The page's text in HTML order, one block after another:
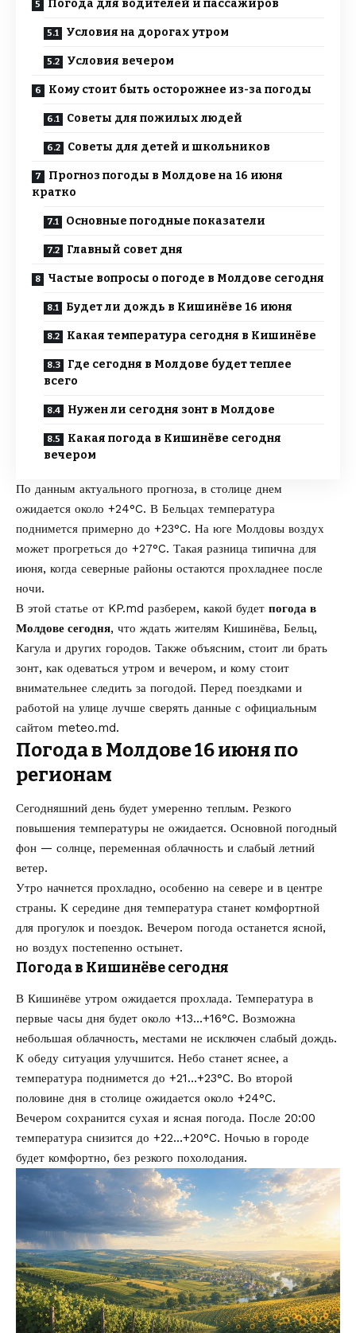
Погода для водителей и пассажиров
Условия на дорогах утром
Условия вечером
Кому стоит быть осторожнее из-за погоды
Советы для пожилых людей
Советы для детей и школьников
Прогноз погоды в Молдове на 16 июня
кратко
Основные погодные показатели
Главный совет дня
Частые вопросы о погоде в Молдове сегодня
Будет ли дождь в Кишинёве 16 июня
Какая температура сегодня в Кишинёве
Где сегодня в Молдове будет теплее
всего
Нужен ли сегодня зонт в Молдове
Какая погода в Кишинёве сегодня
вечером
По данным актуального прогноза, в столице днем
ожидается около +24°C. В Бельцах температура
поднимется примерно до +23°C. На юге Молдовы воздух
может прогреться до +27°C. Такая разница типична для
июня, когда северные районы остаются прохладнее после
ночи.
В этой статье от KP.md разберем, какой будет погода в
Молдове сегодня, что ждать жителям Кишинёва, Бельц,
Кагула и других городов. Также объясним, стоит ли брать
зонт, как одеваться утром и вечером, и кому стоит
внимательнее следить за погодой. Перед поездками и
работой на улице лучше сверять данные с официальным
сайтом meteo.md.
Погода в Молдове 16 июня по
регионам
Сегодняшний день будет умеренно теплым. Резкого
повышения температуры не ожидается. Основной погодный
фон — солнце, переменная облачность и слабый летний
ветер.
Утро начнется прохладно, особенно на севере и в центре
страны. К середине дня температура станет комфортной
для прогулок и поездок. Вечером погода останется ясной,
но воздух постепенно остынет.
Погода в Кишинёве сегодня
В Кишинёве утром ожидается прохлада. Температура в
первые часы дня будет около +13…+16°C. Возможна
небольшая облачность, местами не исключен слабый дождь.
К обеду ситуация улучшится. Небо станет яснее, а
температура поднимется до +21…+23°C. Во второй
половине дня в столице ожидается около +24°C.
Вечером сохранится сухая и ясная погода. После 20:00
температура снизится до +22…+20°C. Ночью в городе
будет комфортно, без резкого похолодания.